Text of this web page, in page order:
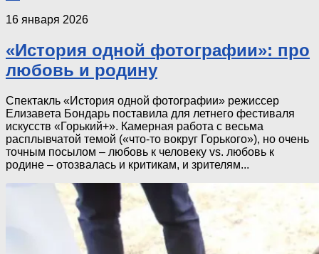
16 января 2026
«История одной фотографии»: про
любовь и родину
Спектакль «История одной фотографии» режиссер
Елизавета Бондарь поставила для летнего фестиваля
искусств «Горький+». Камерная работа с весьма
расплывчатой темой («что-то вокруг Горького»), но очень
точным посылом – любовь к человеку vs. любовь к
родине – отозвалась и критикам, и зрителям...